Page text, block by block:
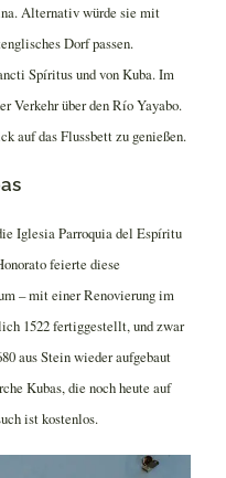
Alternativ würde sie mit
Dorf passen.
Spíritus und von Kuba. Im
Verkehr über den Río Yayabo.
auf das Flussbett zu genießen.
Iglesia Parroquia del Espíritu
feierte diese
– mit einer Renovierung im
1522 fertiggestellt, und zwar
aus Stein wieder aufgebaut
Kubas, die noch heute auf
ist kostenlos.